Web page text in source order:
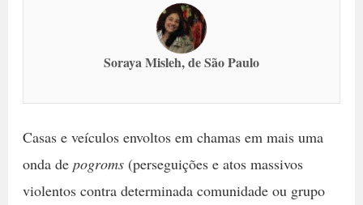
Soraya Misleh, de São Paulo
Casas e veículos envoltos em chamas em mais uma
onda de pogroms(perseguições e atos massivos
violentos contra determinada comunidade ou grupo